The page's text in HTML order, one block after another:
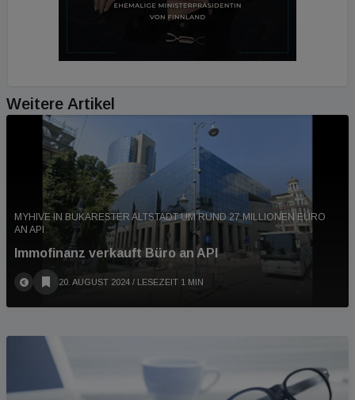
Weitere Artikel
MYHIVE IN BUKARESTER ALTSTADT UM RUND 27 MILLIONEN EURO
AN API
Immofinanz verkauft Büro an API
20. AUGUST 2024 / LESEZEIT 1 MIN